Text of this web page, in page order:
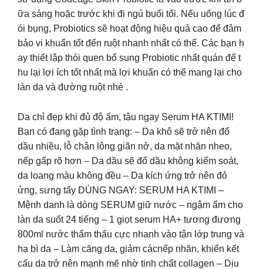
ữa sáng hoặc trước khi đi ngủ buổi tối. Nếu uống lúc đ
ói bụng, Probiotics sẽ hoạt động hiệu quả cao để đảm
bảo vi khuẩn tốt đến ruột nhanh nhất có thể. Các bạn h
ay thiết lập thói quen bổ sung Probiotic nhất quán để t
hu lại lợi ích tốt nhất mà lợi khuẩn có thể mang lại cho
làn da và đường ruột nhé .
Da chỉ đẹp khi đủ độ ẩm, tậu ngay Serum HA KTIMI!
Bạn có đang gặp tình trạng: – Da khô sẽ trở nên đổ
dầu nhiều, lỗ chân lông giãn nở, da mặt nhăn nheo,
nếp gấp rõ hơn – Da dầu sẽ đổ dầu không kiểm soát,
da loang màu không đều – Da kích ứng trở nên đỏ
ửng, sưng tấy DÙNG NGAY: SERUM HA KTIMI –
Mệnh danh là dòng SERUM giữ nước – ngậm ẩm cho
làn da suốt 24 tiếng – 1 giọt serum HA+ tương đương
800ml nước thẩm thấu cực nhanh vào tận lớp trung và
hạ bì da – Làm căng da, giảm cácnếp nhăn, khiến kết
cấu da trở nên mạnh mẽ nhờ tinh chất collagen – Dịu